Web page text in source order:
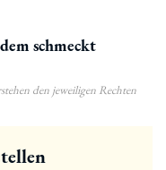
schmeckt
den jeweiligen Rechten